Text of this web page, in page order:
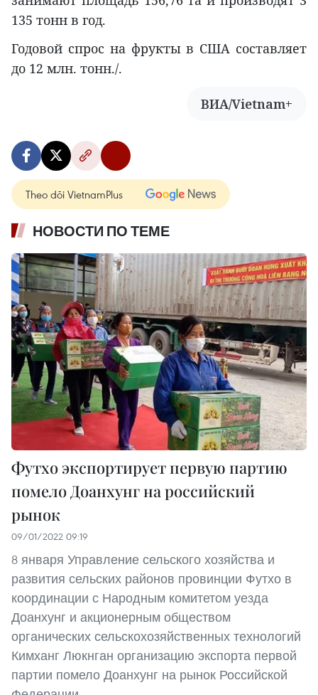
135 тонн в год.
Годовой спрос на фрукты в США составляет
до 12 млн. тонн./.
ВИА/Vietnam+
Theo dõi VietnamPlus
НОВОСТИ ПО ТЕМЕ
Футхо экспортирует первую партию
помело Доанхунг на российский
рынок
09/01/2022 09:19
8 января Управление сельского хозяйства и
развития сельских районов провинции Футхо в
координации с Народным комитетом уезда
Доанхунг и акционерным обществом
органических сельскохозяйственных технологий
Кимханг Люкнган организацию экспорта первой
партии помело Доанхунг на рынок Российской